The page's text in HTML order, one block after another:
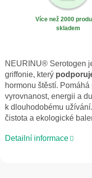
Více než 2000
skladem
NEURINU® Serotogen
griffonie, který
hormonu štěstí. Pomáhá
vyrovnanost, energii a
k dlouhodobému
čistota a ekologické
Detailní informace